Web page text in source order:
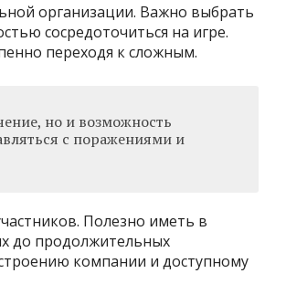
организации. Важно выбрать
сосредоточиться на игре.
переходя к сложным.
но и возможность
с поражениями и
Полезно иметь в
до продолжительных
компании и доступному